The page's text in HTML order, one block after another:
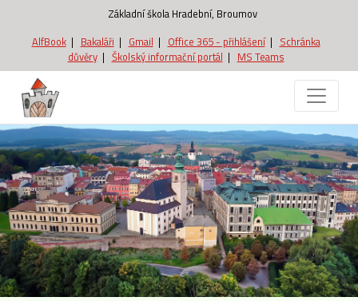
Základní škola Hradební, Broumov
AlfBook| Bakaláři | Gmail | Office 365 - přihlášení| Schránka
důvěry| Školský informační portál | MS Teams